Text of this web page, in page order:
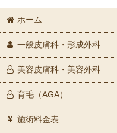
ホーム
一般皮膚科・形成外科
美容皮膚科・美容外科
育毛（AGA）
施術料金表